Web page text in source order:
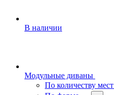
В наличии
Модульные диваны
По количеству мест